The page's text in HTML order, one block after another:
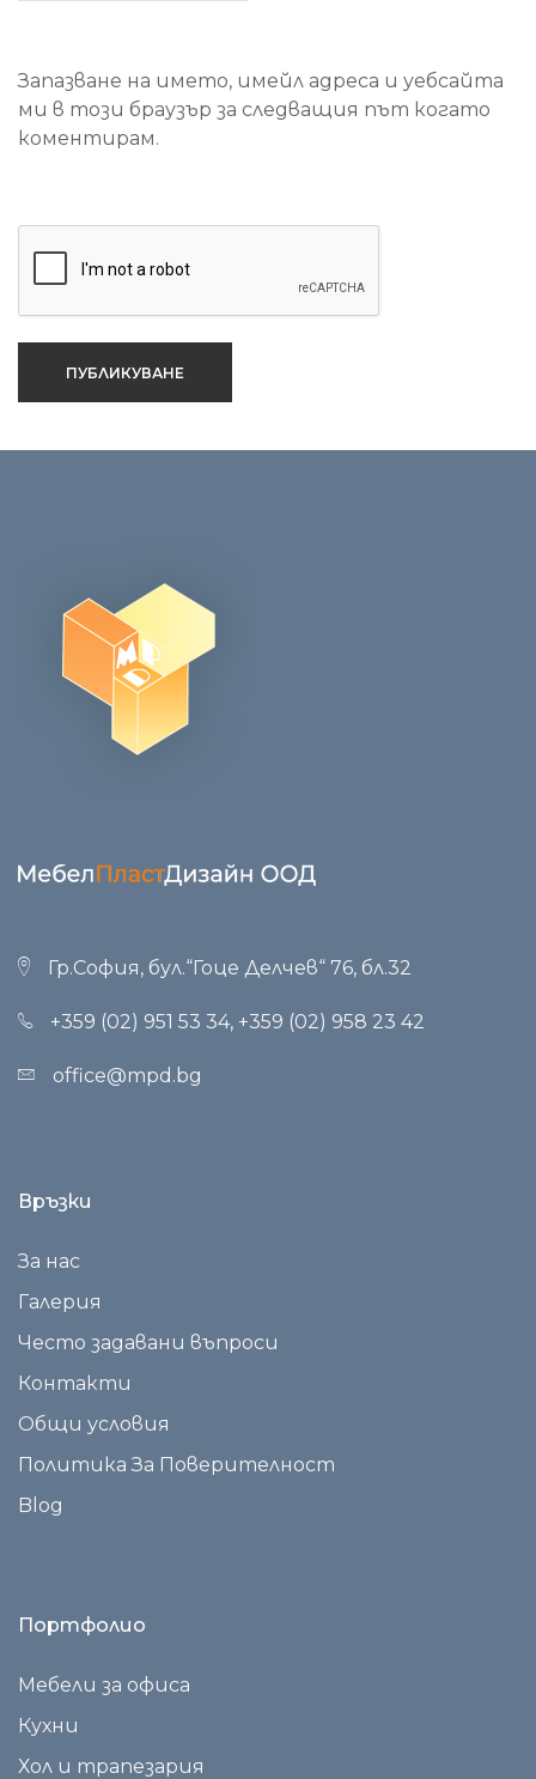
Запазване на името, имейл адреса и уебсайта
ми в този браузър за следващия път когато
коментирам.
Гр.София, бул.“Гоце Делчев“ 76, бл.32
+359 (02) 951 53 34, +359 (02) 958 23 42
office@mpd.bg
Връзки
За нас
Галерия
Често задавани въпроси
Контакти
Общи условия
Политика За Поверителност
Blog
Портфолио
Мебели за офиса
Кухни
Хол и трапезария